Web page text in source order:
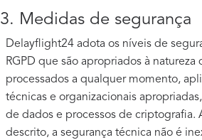
3. Medidas de segurança
Delayflight24 adota os níveis de
RGPD que são apropriados à natureza
processados a qualquer momento,
técnicas e organizacionais
de dados e processos de criptografia.
descrito, a segurança técnica não é